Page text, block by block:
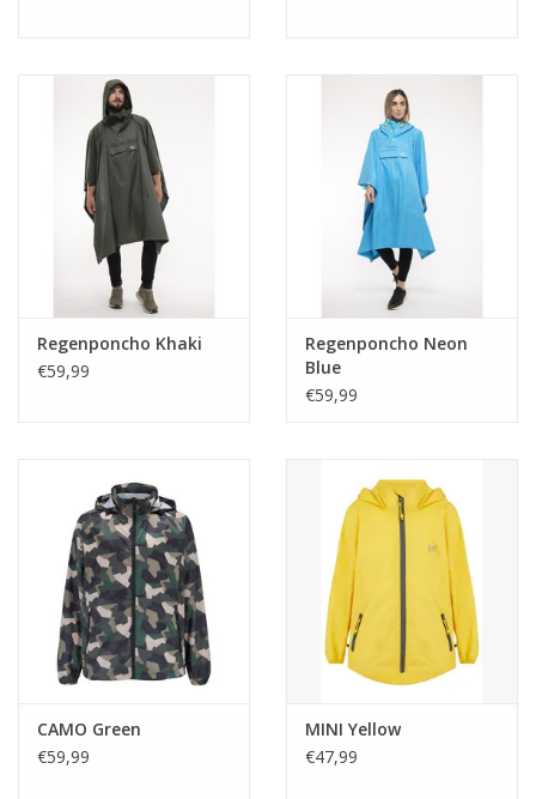
Regenponcho Khaki
€59,99
Regenponcho Neon
Blue
€59,99
CAMO Green
€59,99
MINI Yellow
€47,99